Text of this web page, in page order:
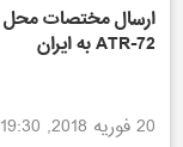
ارسال مختصات
ATR-72 به ایران
20 فوریه 2018, 19:30